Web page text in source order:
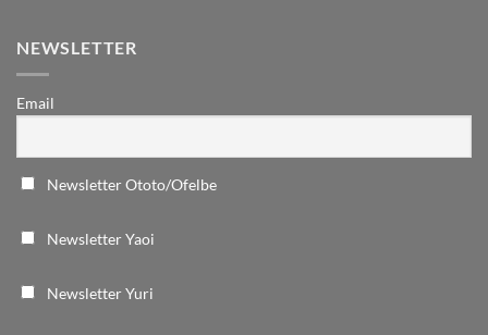
NEWSLETTER
Email
Newsletter Ototo/Ofelbe
Newsletter Yaoi
Newsletter Yuri